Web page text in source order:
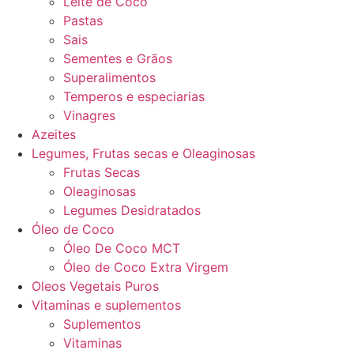
Pastas
Sais
Sementes e Grãos
Superalimentos
Temperos e especiarias
Vinagres
Azeites
Legumes, Frutas secas e Oleaginosas
Frutas Secas
Oleaginosas
Legumes Desidratados
Óleo de Coco
Óleo De Coco MCT
Óleo de Coco Extra Virgem
Oleos Vegetais Puros
Vitaminas e suplementos
Suplementos
Vitaminas